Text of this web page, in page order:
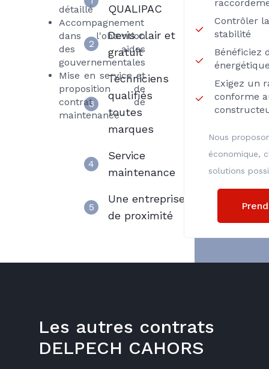
détaillé
Accompagnement
dans l'obtention
des aides
gouvernementales
Mise en service et
proposition de
contrat de
maintenance
Contrôler
stabilité
Bénéficiez
Exigez un
conforme
Nous
économique,
solutions
QUALIPAC
2
Devis clair et
gratuit
3
Techniciens
qualifiés
toutes
marques
4
Service
maintenance
5
Une entreprise
de proximité
Les autres contrats
DELPECH CAHORS